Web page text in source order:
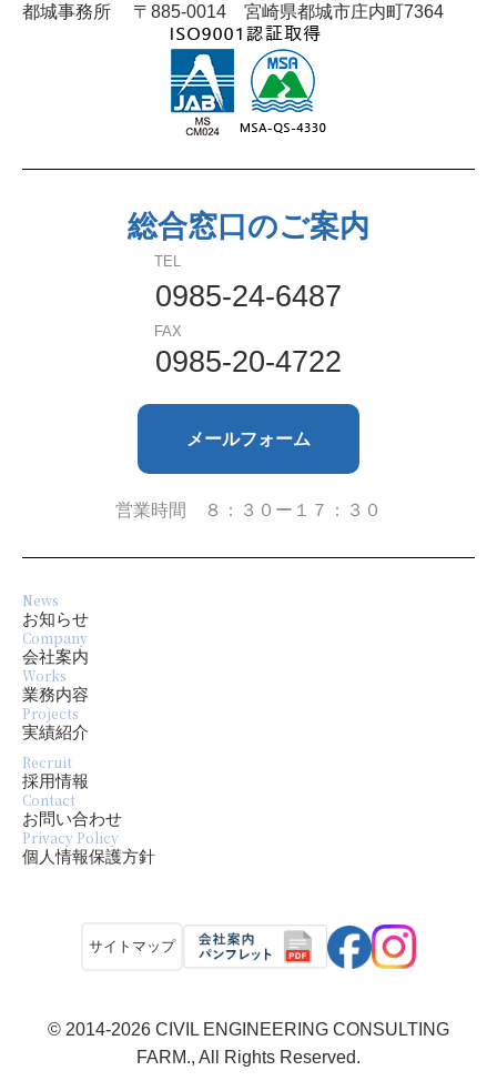
都城事務所
〒885-0014 宮崎県都城市庄内町7364
総合窓口のご案内
TEL
0985-24-6487
FAX
0985-20-4722
メールフォーム
営業時間 ８：３０ー１７：３０
News
お知らせ
Company
会社案内
Works
業務内容
Projects
実績紹介
Recruit
採用情報
Contact
お問い合わせ
Privacy Policy
個人情報保護方針
サイトマップ
© 2014-2026 CIVIL ENGINEERING CONSULTING
FARM., All Rights Reserved.